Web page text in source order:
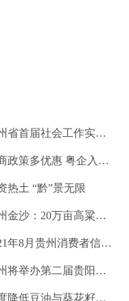
贵州省首届社会工作实务技能大赛启动
招商政策多优惠 粤企入黔得实惠
热土 “黔”景无限
贵州金沙：20万亩高粱、2.67万亩烤烟喜获丰收
2021年8月贵州消费者信心及健康指数创下新高
贵州将举办第二届贵阳工业博览会
印度降低豆油与葵花籽油进口税以平息价格